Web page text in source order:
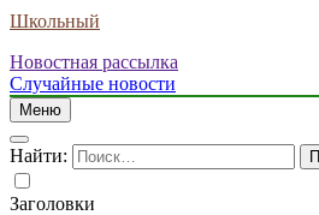
Школьный
Новостная рассылка
Случайные новости
Меню
Найти:
Заголовки